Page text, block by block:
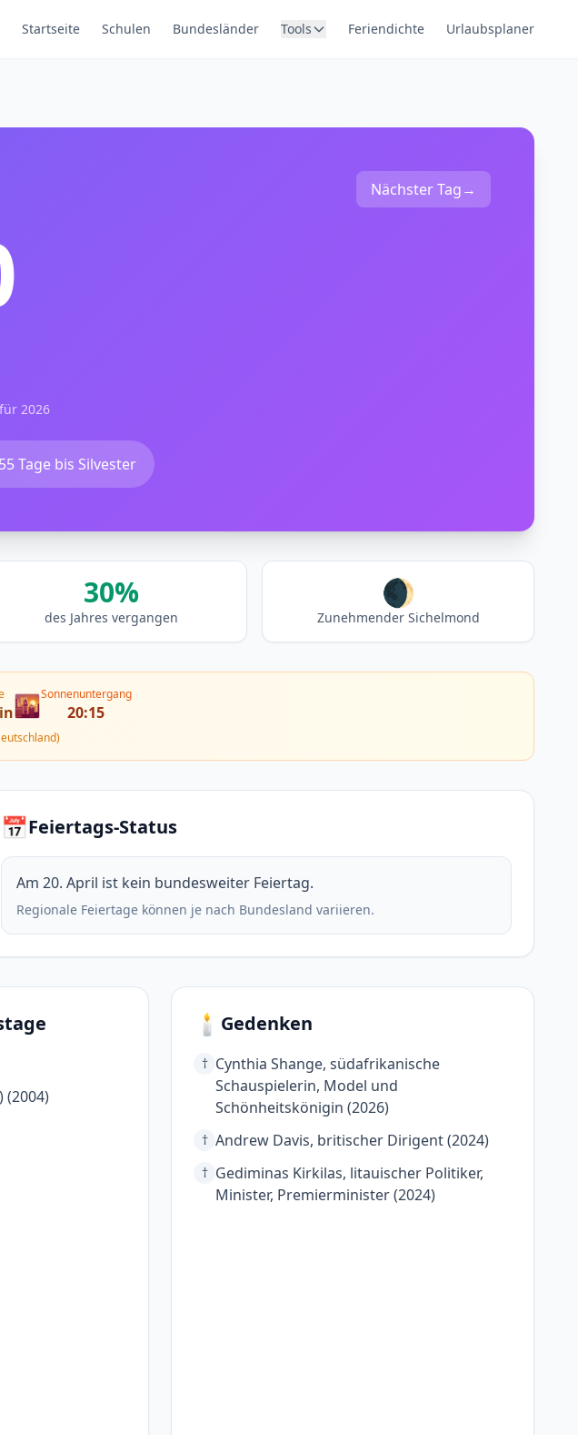
Startseite Schulen Bundesländer Tools Feriendichte Urlaubsplaner
Nächster Tag→
2026
Tage bis Silvester
30%
des Jahres vergangen
🌒
Zunehmender Sichelmond
🌇Sonnenuntergang
20:15
📅Feiertags-Status
Am 20. April ist kein bundesweiter Feiertag.
Regionale Feiertage können je nach Bundesland variieren.
(2004)
🕯️ Gedenken
† Cynthia Shange, südafrikanische
Schauspielerin, Model und
Schönheitskönigin (2026)
† Andrew Davis, britischer Dirigent (2024)
† Gediminas Kirkilas, litauischer Politiker,
Minister, Premierminister (2024)